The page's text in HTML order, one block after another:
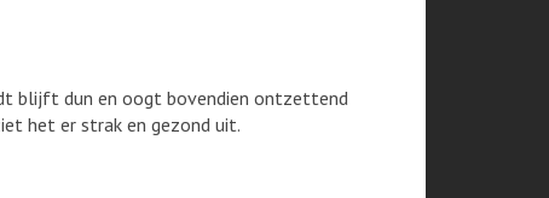
blijft dun en oogt bovendien ontzettend
het er strak en gezond uit.